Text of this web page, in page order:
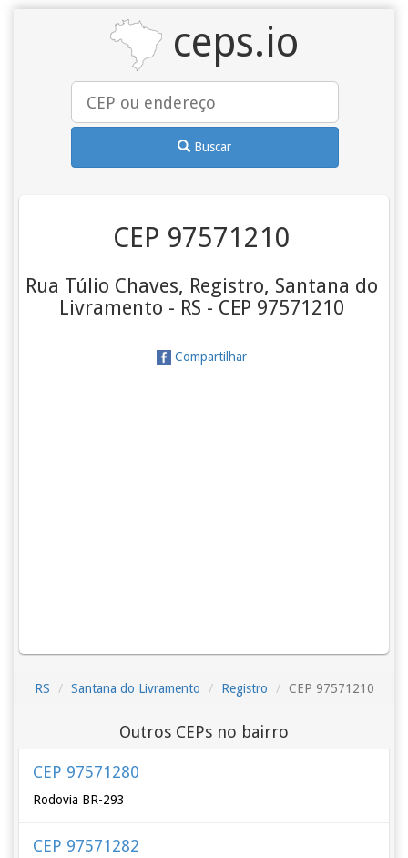
ceps.io
Buscar
CEP 97571210
Rua Túlio Chaves, Registro, Santana do
Livramento - RS - CEP 97571210
Compartilhar
RS Santana do Livramento Registro CEP 97571210
Outros CEPs no bairro
CEP 97571280
Rodovia BR-293
CEP 97571282